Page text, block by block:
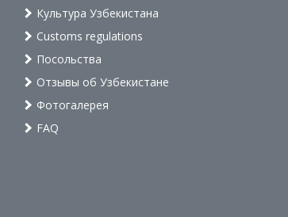
Культура Узбекистана
Customs regulations
Посольства
Отзывы об Узбекистане
Фотогалерея
FAQ